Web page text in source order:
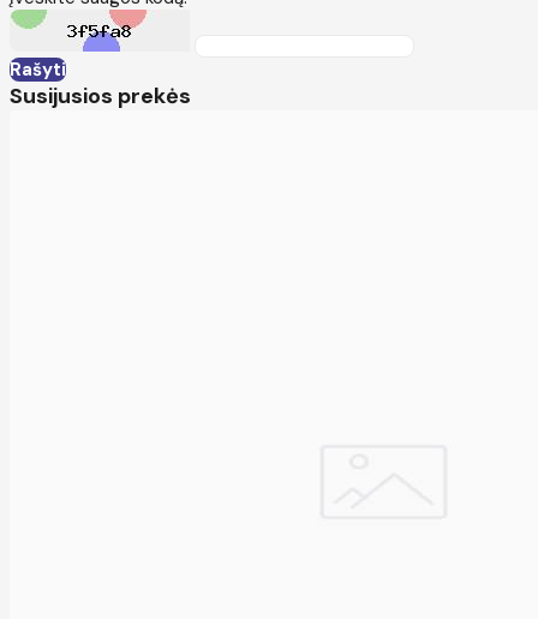
Rašyti
Susijusios prekės